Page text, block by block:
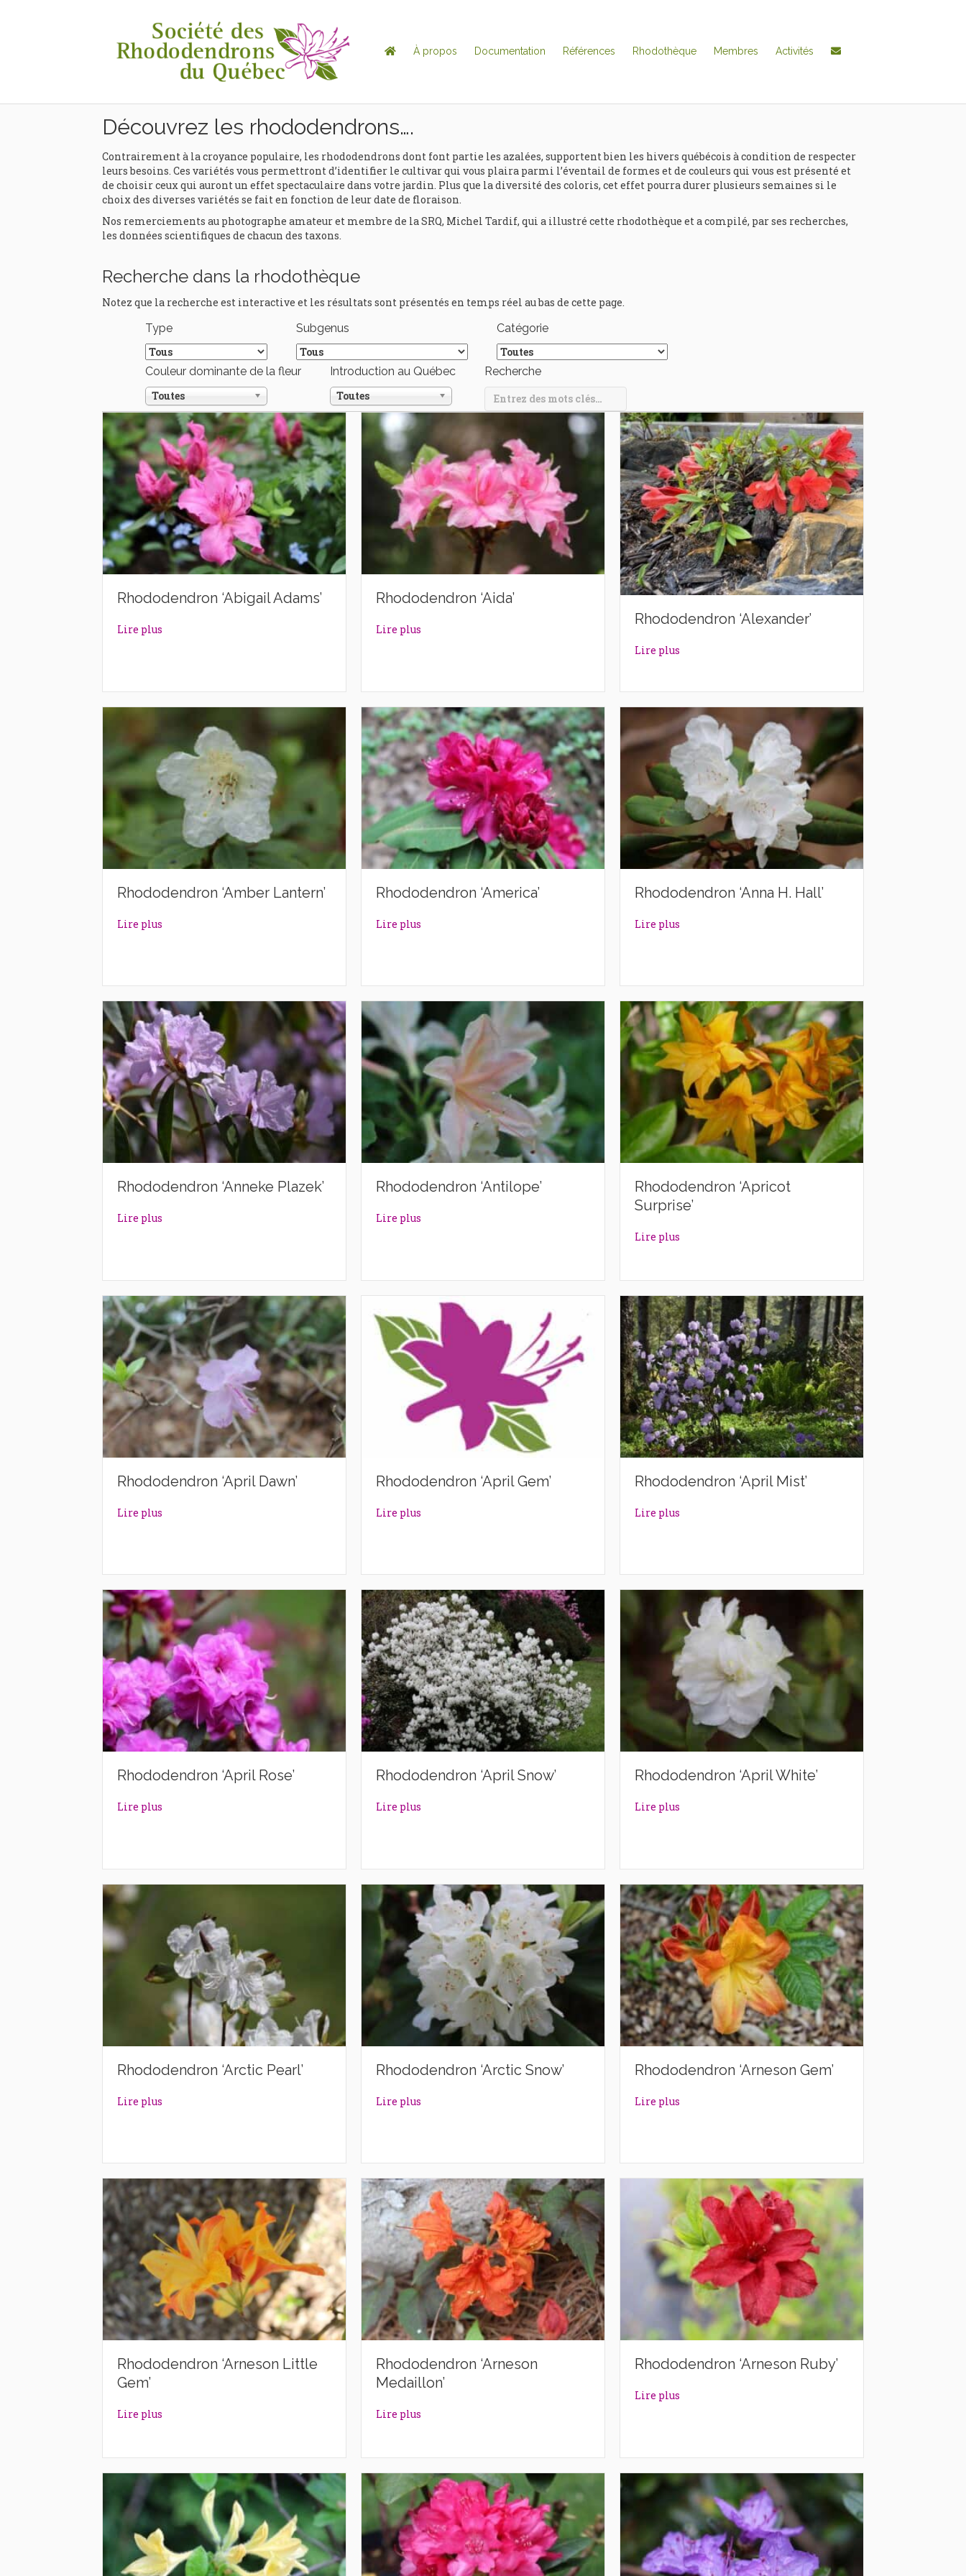
À propos Documentation Références Rhodothèque Membres Activités
Rhodothèque
Découvrez les rhododendrons….
Contrairement à la croyance populaire, les rhododendrons dont font partie les azalées, supportent bien les hivers québécois à condition de respecter
leurs besoins. Ces variétés vous permettront d’identifier le cultivar qui vous plaira parmi l’éventail de formes et de couleurs qui vous est présenté et
de choisir ceux qui auront un effet spectaculaire dans votre jardin. Plus que la diversité des coloris, cet effet pourra durer plusieurs semaines si le
choix des diverses variétés se fait en fonction de leur date de floraison.
Nos remerciements au photographe amateur et membre de la SRQ, Michel Tardif, qui a illustré cette rhodothèque et a compilé, par ses recherches,
les données scientifiques de chacun des taxons.
Recherche dans la rhodothèque
Notez que la recherche est interactive et les résultats sont présentés en temps réel au bas de cette page.
Type
Subgenus Catégorie
Couleur dominante de la fleur
Toutes
Introduction au Québec
Toutes
Recherche
Rhododendron ‘Abigail Adams’
Lire plus
Rhododendron ‘Aida’
Lire plus
Rhododendron ‘Alexander’
Lire plus
Rhododendron ‘Amber Lantern’
Lire plus
Rhododendron ‘America’
Lire plus
Rhododendron ‘Anna H. Hall’
Lire plus
Rhododendron ‘Anneke Plazek’
Lire plus
Rhododendron ‘Antilope’
Lire plus
Rhododendron ‘Apricot
Surprise’
Lire plus
Rhododendron ‘April Dawn’
Lire plus
Rhododendron ‘April Gem’
Lire plus
Rhododendron ‘April Mist’
Lire plus
Rhododendron ‘April Rose’
Lire plus
Rhododendron ‘April Snow’
Lire plus
Rhododendron ‘April White’
Lire plus
Rhododendron ‘Arctic Pearl’
Lire plus
Rhododendron ‘Arctic Snow’
Lire plus
Rhododendron ‘Arneson Gem’
Lire plus
Rhododendron ‘Arneson Little
Gem’
Lire plus
Rhododendron ‘Arneson
Medaillon’
Lire plus
Rhododendron ‘Arneson Ruby’
Lire plus